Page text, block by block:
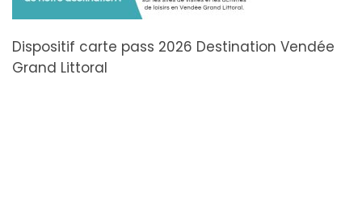
Dispositif carte pass 2026 Destination Vendée
Grand Littoral